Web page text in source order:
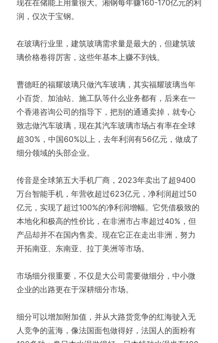
现在在储能上用量很大。湘钢每年赚160-170亿元的利
润，仅次于宝钢。
在玻璃行业里，建筑玻璃需求量是最大的，但建筑玻
璃价格卷得厉害，这些年基本上赚不到钱。
曹德旺的福耀玻璃只做汽车玻璃，其实福耀玻璃当年
小百货、加油站、施工队等什么业务都有，后来在一
个香港咨询公司的指导下，把别的通通卖掉，就专心
致志做汽车玻璃，现在其汽车玻璃市场占有率在全球
超30%，中国60%以上，去年利润有56亿元，做成了
细分领域的头部企业。
传音是全球第五大手机厂商，2023年卖出了超9400
万台智能手机，年营收超过623亿元，净利润超过50
亿元，实现了超过100%的净利润增幅。它凭借极致的
本地化和极高的性价比，在非洲市占率超过40%，但
产品却并不在国内售卖。现在它正在走出非洲，努力
开拓南亚、东南亚、拉丁美洲等市场。
市场细分很重要，不仅是大公司需要做细分，中小微
企业的出路更在于深耕细分市场。
细分可以增加附加值，并从大路货竞争的红海驶入无
人竞争的蓝海，像法国面包做得好，法国人的面粉有